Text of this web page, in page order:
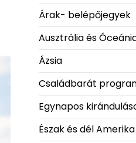
Árak- belépőjegyek
Ausztrália és
Ázsia
Családbarát
Egynapos
Észak és dél Amerika